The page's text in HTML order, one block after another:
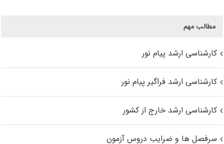
مطالب مهم
کارشناسی ارشد پیام نور
کارشناسی ارشد فراگیر پیام نور
کارشناسی ارشد خارج از کشور
سرفصل ها و ضرایب دروس آزمون